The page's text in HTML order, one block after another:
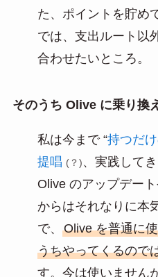
た、ポイントを貯め
では、支出ルート以
合わせたいところ。
そのうち Olive に乗り換
私は今まで “持つだ
提唱 (？)、実践して
Olive のアップデー
からはそれなりに本
で、 Olive を普通に
うちやってくるので
す。今は使いません